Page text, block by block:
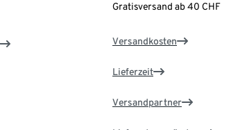
Gratisversand ab 40 CHF
Versandkosten
Lieferzeit
Versandpartner